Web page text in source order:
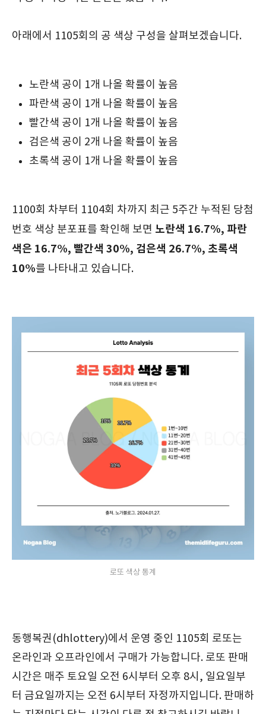
아래에서 1105회의 공 색상 구성을 살펴보겠습니다.
노란색 공이 1개 나올 확률이 높음
파란색 공이 1개 나올 확률이 높음
빨간색 공이 1개 나올 확률이 높음
검은색 공이 2개 나올 확률이 높음
초록색 공이 1개 나올 확률이 높음
1100회 차부터 1104회 차까지 최근 5주간 누적된 당첨
번호 색상 분포표를 확인해 보면 노란색 16.7%, 파란
색은 16.7%, 빨간색 30%, 검은색 26.7%, 초록색
10%를 나타내고 있습니다.
로또 색상 통계
동행복권(dhlottery)에서 운영 중인 1105회 로또는
온라인과 오프라인에서 구매가 가능합니다. 로또 판매
시간은 매주 토요일 오전 6시부터 오후 8시, 일요일부
터 금요일까지는 오전 6시부터 자정까지입니다. 판매하